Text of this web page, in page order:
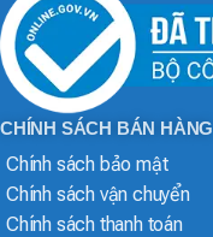
CHÍNH SÁCH BÁN HÀNG
Chính sách bảo mật
Chính sách vận chuyển
Chính sách thanh toán